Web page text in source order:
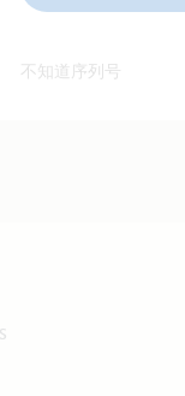
不知道序列号